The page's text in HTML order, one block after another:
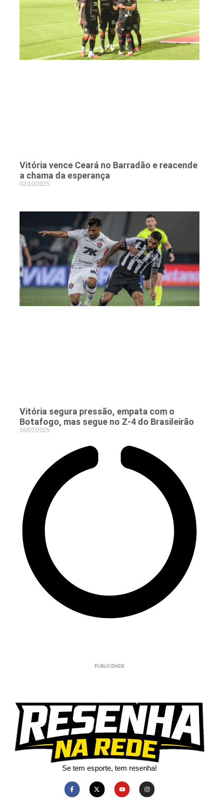
Vitória vence Ceará no Barradão e reacende
a chama da esperança
02/10/2025
Vitória segura pressão, empata com o
Botafogo, mas segue no Z-4 do Brasileirão
16/07/2025
PUBLICIDADE
Se tem esporte, tem resenha!​